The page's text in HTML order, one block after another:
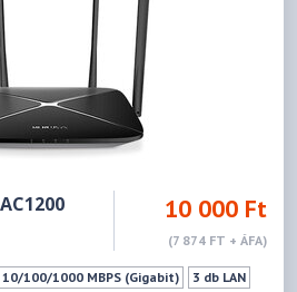
10 000 Ft
(7 874 FT + ÁFA)
10/100/1000 MBPS (Gigabit)
3 db LAN